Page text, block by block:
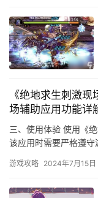
《绝地求生刺激
场辅助应用功能详
三、使用体验 使用《
该应用时需要严格遵
游戏攻略 2024年7月15日